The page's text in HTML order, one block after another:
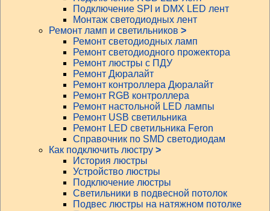
Подключение SPI и DMX LED лент
Монтаж светодиодных лент
Ремонт ламп и светильников >
Ремонт светодиодных ламп
Ремонт светодиодного прожектора
Ремонт люстры с ПДУ
Ремонт Дюралайт
Ремонт контроллера Дюралайт
Ремонт RGB контроллера
Ремонт настольной LED лампы
Ремонт USB светильника
Ремонт LED светильника Feron
Справочник по SMD светодиодам
Как подключить люстру >
История люстры
Устройство люстры
Подключение люстры
Светильники в подвесной потолок
Подвес люстры на натяжном потолке